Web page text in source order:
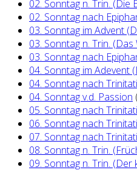
02. Sonntag n. Trin. (Die
02. Sonntag nach
03. Sonntag im Advent
03. Sonntag n. Trin.
03. Sonntag nach
04. Sonntag im Adevent
04. Sonntag nach
04. Sonntag v.d. Passion
05. Sonntag nach
06. Sonntag nach
07. Sonntag nach
08. Sonntag n. Trin.
09. Sonntag n. Trin. (Der